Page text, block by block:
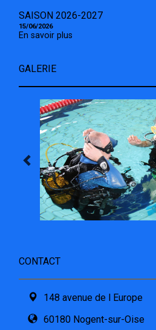
SAISON 2026-2027
15/06/2026
En savoir plus
GALERIE
CONTACT
148 avenue de l Europe
60180 Nogent-sur-Oise